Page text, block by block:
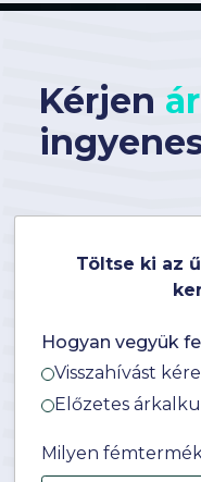
Kérjen
Töltse ki az
Hogyan vegyük
Visszahívást
Előzetes
Milyen